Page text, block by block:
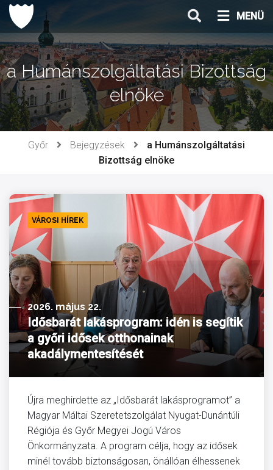
Ugrás
tartalomhoz
MENÜ
a Humánszolgáltatási Bizottság
elnöke
Győr Bejegyzések
a Humánszolgáltatási
Bizottság elnöke
VÁROSI HÍREK
2026. május 22.
Idősbarát lakásprogram: idén is segítik
a győri idősek otthonainak
akadálymentesítését
Újra meghirdette az „Idősbarát lakásprogramot” a
Magyar Máltai Szeretetszolgálat Nyugat-Dunántúli
Régiója és Győr Megyei Jogú Város
Önkormányzata. A program célja, hogy az idősek
minél tovább biztonságosan, önállóan élhessenek